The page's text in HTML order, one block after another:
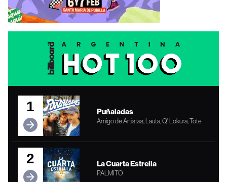
1 Puñaladas
Amigo de Artistas, Lauta, Q' Lokura, Tote
2 La Cuarta Estrella
PALMITO